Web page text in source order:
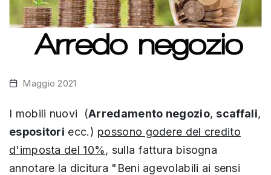
Maggio 2021
I mobili nuovi (Arredamento negozio, scaffali,
espositori ecc.) possono godere del credito
d'imposta del 10%, sulla fattura bisogna
annotare la dicitura "Beni agevolabili ai sensi